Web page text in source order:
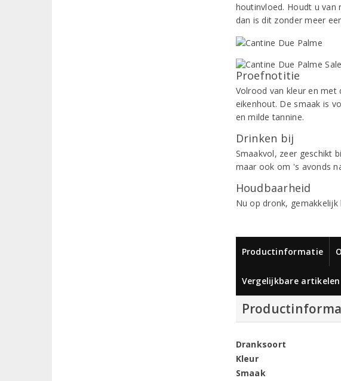
houtinvloed. Houdt u van
dan is dit zonder meer
Proefnotitie
Volrood van kleur en met
eikenhout. De smaak is
en milde tannine.
Drinken bij
Smaakvol, zeer geschikt
maar ook om 's avonds
Houdbaarheid
Nu op dronk,
Productinformatie
Vergelijkbare artikelen
Dranksoort
Kleur
Smaak